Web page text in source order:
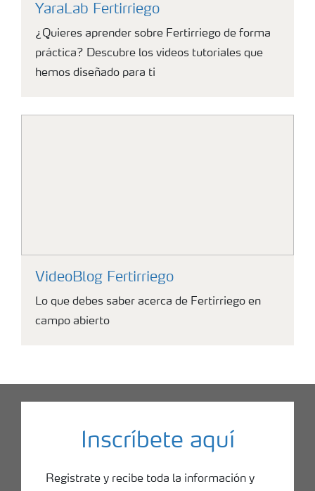
YaraLab Fertirriego
¿Quieres aprender sobre Fertirriego de forma
práctica? Descubre los videos tutoriales que
hemos diseñado para ti
VideoBlog Fertirriego
Lo que debes saber acerca de Fertirriego en
campo abierto
Inscríbete aquí
Registrate y recibe toda la información y